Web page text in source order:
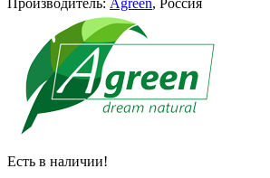
Есть в наличии!